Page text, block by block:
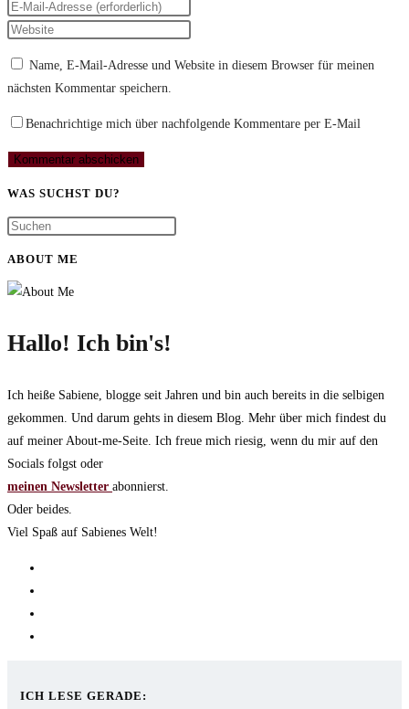
deinen
Namen
Benutzernamen
Kommentieren
Gib
deine
zum
ein
Gib
ein
Name, E-Mail-Adresse und Website in diesem Browser für meinen
nächsten Kommentar speichern.
Benachrichtige mich über nachfolgende Kommentare per E-Mail
WAS SUCHST DU?
ABOUT ME
Hallo! Ich bin's!
Ich heiße Sabiene, blogge seit Jahren und bin auch bereits in die selbigen
gekommen. Und darum gehts in diesem Blog. Mehr über mich findest du
auf meiner About-me-Seite. Ich freue mich riesig, wenn du mir auf den
Socials folgst oder
meinen Newsletter abonnierst.
Oder beides.
Viel Spaß auf Sabienes Welt!
tab
new
ICH LESE GERADE: